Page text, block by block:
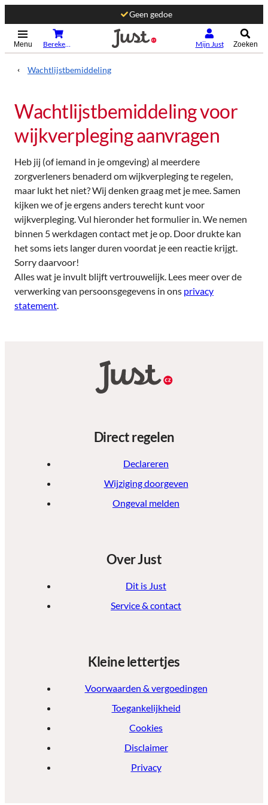
Geen gedoe
Menu Bereken je premie Mijn Just Zoeken
Wachtlijstbemiddeling
Wachtlijstbemiddeling voor
wijkverpleging aanvragen
Heb jij (of iemand in je omgeving) al meerdere
zorgverleners benaderd om wijkverpleging te regelen,
maar lukt het niet? Wij denken graag met je mee. Samen
kijken we of je ergens anders terecht kunt voor
wijkverpleging. Vul hieronder het formulier in. We nemen
binnen 5 werkdagen contact met je op. Door drukte kan
het soms iets langer duren voordat je een reactie krijgt.
Sorry daarvoor!
Alles wat je invult blijft vertrouwelijk. Lees meer over de
verwerking van persoonsgegevens in ons privacy
statement.
Direct regelen
Declareren
Wijziging doorgeven
Ongeval melden
Over Just
Dit is Just
Service & contact
Kleine lettertjes
Voorwaarden & vergoedingen
Toegankelijkheid
Cookies
Disclaimer
Privacy